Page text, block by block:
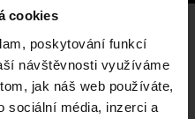
cookies
poskytování funkcí
návštěvnosti využíváme
jak náš web používáte,
sociální média, inzerci a